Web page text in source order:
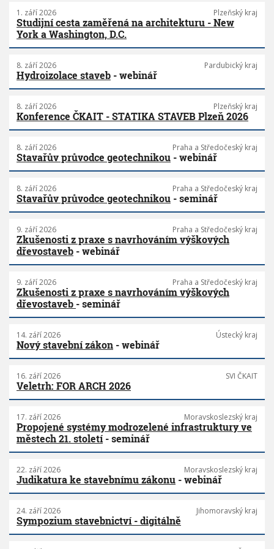
1. září 2026 Plzeňský kraj
Studijní cesta zaměřená na architekturu - New
York a Washington, D.C.
8. září 2026 Pardubický kraj
Hydroizolace staveb - webinář
8. září 2026 Plzeňský kraj
Konference ČKAIT - STATIKA STAVEB Plzeň 2026
8. září 2026 Praha a Středočeský kraj
Stavařův průvodce geotechnikou - webinář
8. září 2026 Praha a Středočeský kraj
Stavařův průvodce geotechnikou - seminář
9. září 2026 Praha a Středočeský kraj
Zkušenosti z praxe s navrhováním výškových
dřevostaveb - webinář
9. září 2026 Praha a Středočeský kraj
Zkušenosti z praxe s navrhováním výškových
dřevostaveb - seminář
14. září 2026 Ústecký kraj
Nový stavební zákon - webinář
16. září 2026 SVI ČKAIT
Veletrh: FOR ARCH 2026
17. září 2026 Moravskoslezský kraj
Propojené systémy modrozelené infrastruktury ve
městech 21. století- seminář
22. září 2026 Moravskoslezský kraj
Judikatura ke stavebnímu zákonu - webinář
24. září 2026 Jihomoravský kraj
Sympozium stavebnictví - digitálně